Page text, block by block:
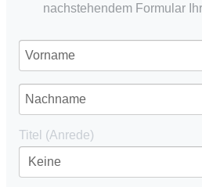
nachstehendem Formular
Titel (Anrede)